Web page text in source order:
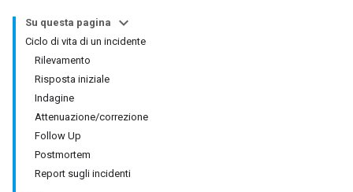
Su questa pagina
Ciclo di vita di un incidente
Rilevamento
Risposta iniziale
Indagine
Attenuazione/correzione
Follow Up
Postmortem
Report sugli incidenti